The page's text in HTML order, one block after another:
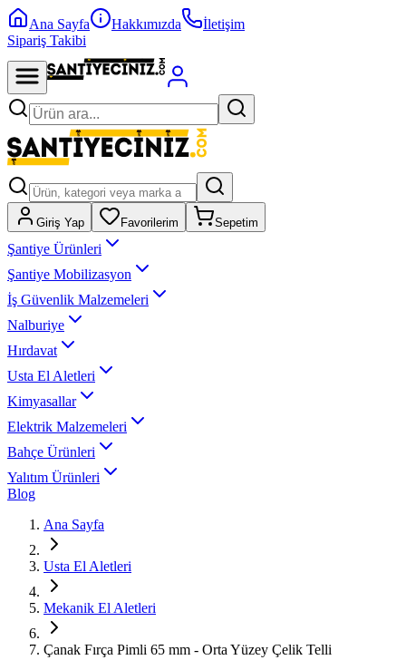
Ana Sayfa Hakkımızda
İletişim
Sipariş Takibi
Giriş Yap Favorilerim Sepetim
Şantiye Ürünleri
Şantiye Mobilizasyon
İş Güvenlik Malzemeleri
Nalburiye
Hırdavat
Usta El Aletleri
Kimyasallar
Elektrik Malzemeleri
Bahçe Ürünleri
Yalıtım Ürünleri
Blog
Ana Sayfa
Usta El Aletleri
Mekanik El Aletleri
Çanak Fırça Pimli 65 mm - Orta Yüzey Çelik Telli